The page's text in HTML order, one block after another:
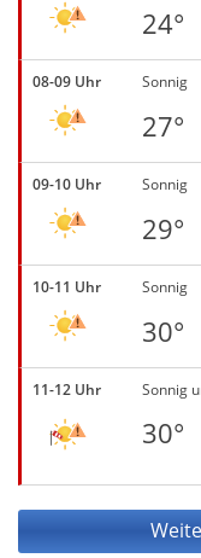
24°
08-09 Uhr Sonnig
27°
09-10 Uhr Sonnig
29°
10-11 Uhr Sonnig
30°
11-12 Uhr Sonnig
30°